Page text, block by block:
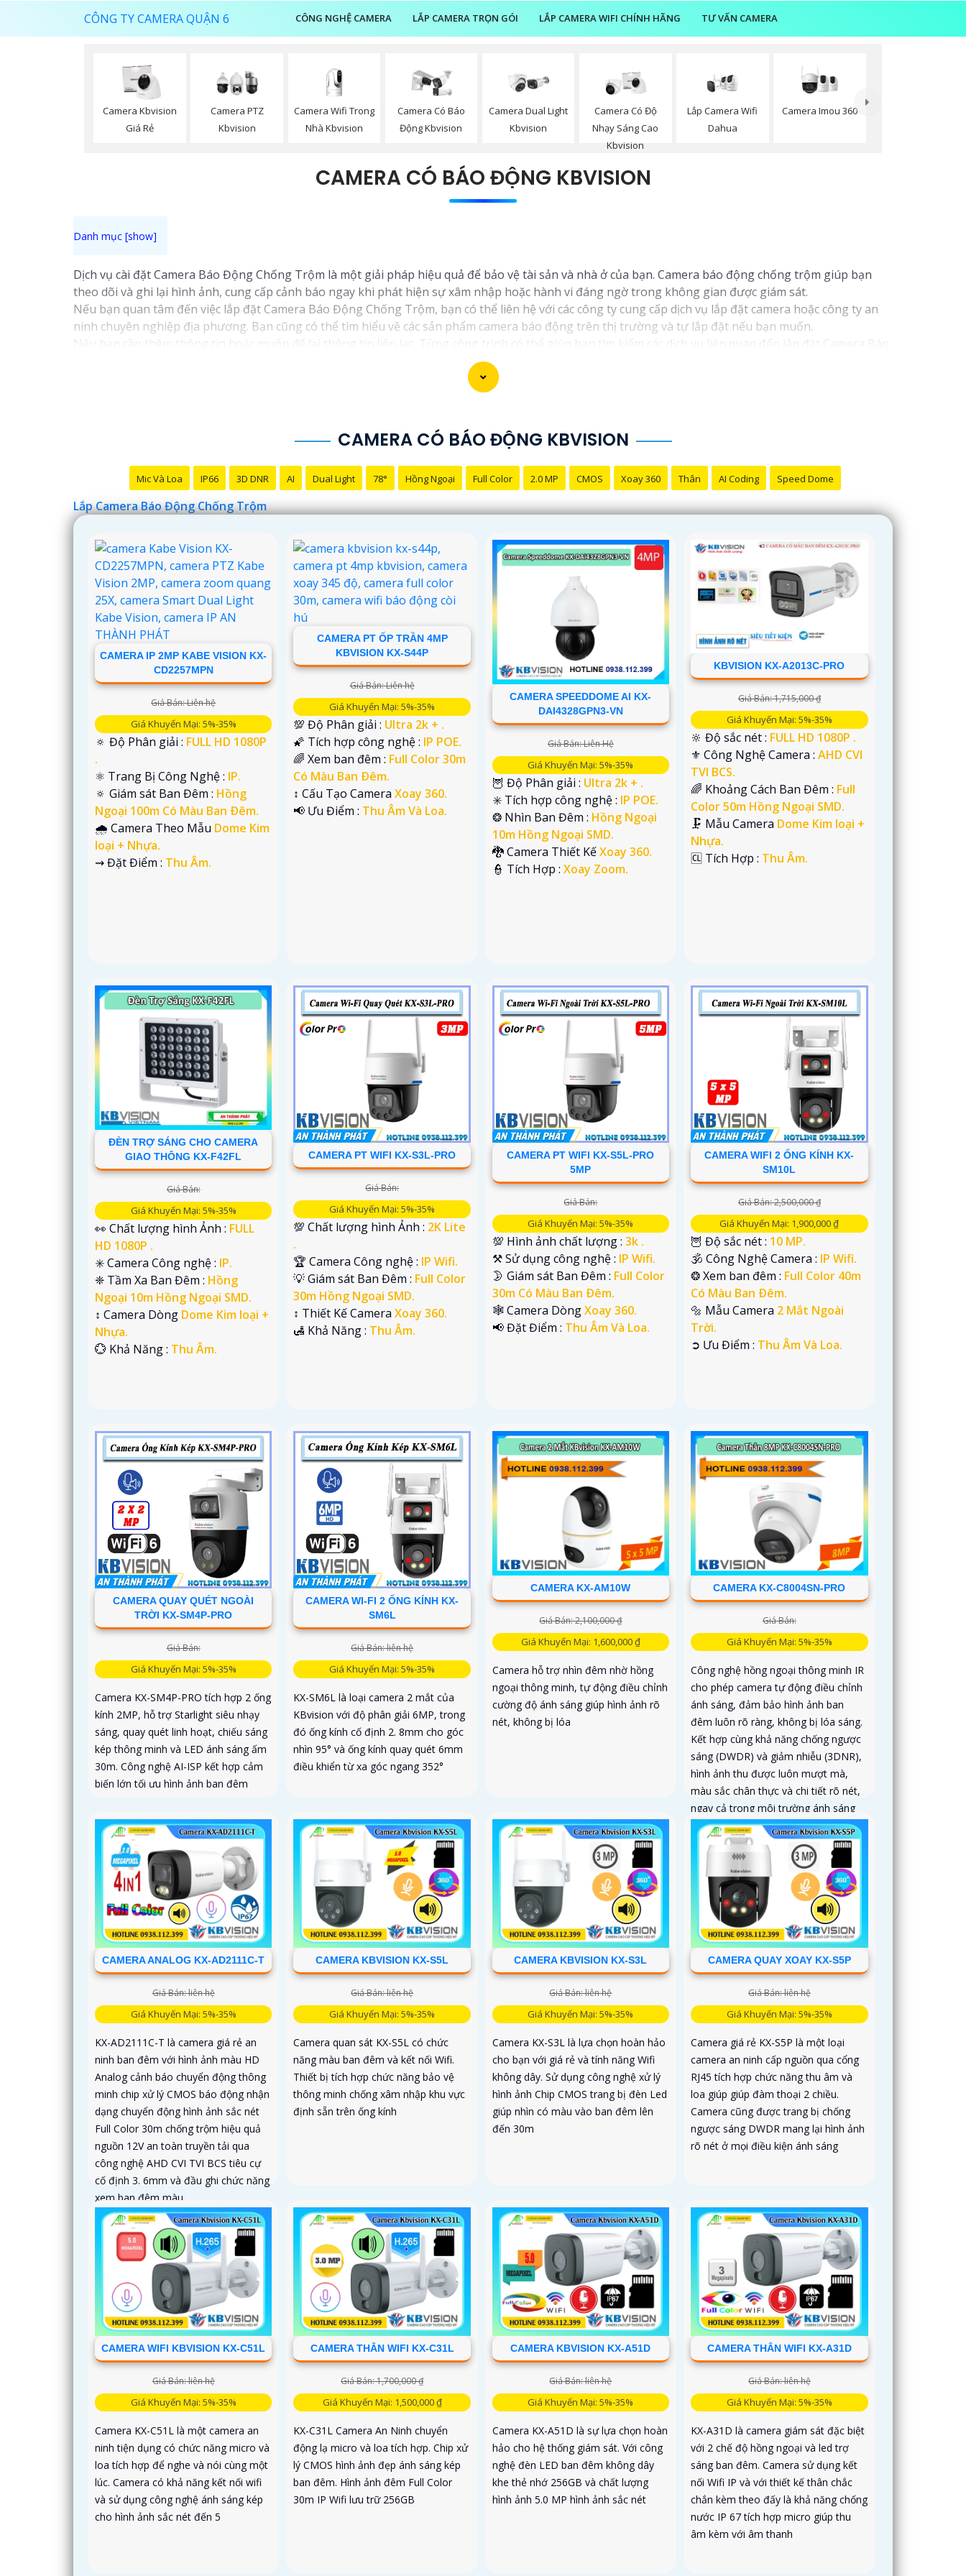
CÔNG TY CAMERA QUẬN 6 CÔNG NGHỆ CAMERA LẮP CAMERA TRỌN GÓI LẮP CAMERA WIFI CHÍNH HÃNG TƯ VẤN CAMERA
Camera Kbvision
Giá Rẻ
Camera PTZ
Kbvision
Camera Wifi Trong
Nhà Kbvision
Camera Có Báo
Động Kbvision
Camera Dual Light
Kbvision
Camera Có Độ
Nhạy Sáng Cao
Kbvision
Lắp Camera Wifi
Dahua
Camera Imou 360
CAMERA CÓ BÁO ĐỘNG KBVISION
Dịch vụ cài đặt Camera Báo Động Chống Trộm là một giải pháp hiệu quả để bảo vệ tài sản và nhà ở của bạn. Camera báo động chống trộm giúp bạn
theo dõi và ghi lại hình ảnh, cung cấp cảnh báo ngay khi phát hiện sự xâm nhập hoặc hành vi đáng ngờ trong không gian được giám sát.
Nếu bạn quan tâm đến việc lắp đặt Camera Báo Động Chống Trộm, bạn có thể liên hệ với các công ty cung cấp dịch vụ lắp đặt camera hoặc công ty an
ninh chuyên nghiệp địa phương. Bạn cũng có thể tìm hiểu về các sản phẩm camera báo động trên thị trường và tự lắp đặt nếu bạn muốn.
Nếu bạn cần thêm thông tin hoặc muốn để lại thông tin liên lạc, Từng công trình có thể giúp bạn tìm kiếm các dịch vụ liên quan đến lắp đặt Camera Báo
CAMERA CÓ BÁO ĐỘNG KBVISION
Mic Và Loa IP66 3D DNR AI Dual Light 78° Hồng Ngoại Full Color 2.0 MP CMOS Xoay 360 Thân AI Coding Speed Dome
Lắp Camera Báo Động Chống Trộm
CAMERA IP 2MP KABE VISION KX-
CD2257MPN
Giá Bán: Liên hệ
Giá Khuyến Mại: 5%-35%
🔅 Độ Phân giải : FULL HD 1080P
.
⚛️ Trang Bị Công Nghệ : IP.
🔅 Giám sát Ban Đêm : Hồng
Ngoại 100m Có Màu Ban Ðêm.
🌧️ Camera Theo Mẫu Dome Kim
loại + Nhựa.
️⇝ Đặt Điểm : Thu Âm.
CAMERA PT ỐP TRẦN 4MP
KBVISION KX-S44P
Giá Bán: Liên hệ
Giá Khuyến Mại: 5%-35%
💯 Độ Phân giải : Ultra 2k + .
🌠 Tích hợp công nghệ : IP POE.
🌈 Xem ban đêm : Full Color 30m
Có Màu Ban Ðêm.
↕️ Cấu Tạo CameraXoay 360.
️📢 Ưu Điểm : Thu Âm Và Loa.
CAMERA SPEEDDOME AI KX-
DAI4328GPN3-VN
Giá Bán: Liên Hệ
Giá Khuyến Mại: 5%-35%
🦉 Độ Phân giải : Ultra 2k + .
✳️ Tích hợp công nghệ : IP POE.
❂ Nhìn Ban Đêm : Hồng Ngoại
10m Hồng Ngoại SMD.
🐉️ Camera Thiết KếXoay 360.
️👮 Tích Hợp : Xoay Zoom.
KBVISION KX-A2013C-PRO
Giá Bán: 1,715,000 ₫
Giá Khuyến Mại: 5%-35%
🔆 Độ sắc nét : FULL HD 1080P .
⚜️ Công Nghệ Camera :AHD CVI
TVI BCS.
🌈 Khoảng Cách Ban Đêm : Full
Color 50m Hồng Ngoại SMD.
🗜️ Mẫu Camera Dome Kim loại +
Nhựa.
️🆑 Tích Hợp : Thu Âm.
ĐÈN TRỢ SÁNG CHO CAMERA
GIAO THÔNG KX-F42FL
Giá Bán:
Giá Khuyến Mại: 5%-35%
👀 Chất lượng hình Ảnh : FULL
HD 1080P .
✳️ Camera Công nghệ : IP.
❈ Tầm Xa Ban Đêm : Hồng
Ngoại 10m Hồng Ngoại SMD.
↕️ Camera Dòng Dome Kim loại +
Nhựa.
️💮 Khả Năng : Thu Âm.
CAMERA PT WIFI KX-S3L-PRO
Giá Bán:
Giá Khuyến Mại: 5%-35%
💯 Chất lượng hình Ảnh : 2K Lite
.
🏆 Camera Công nghệ : IP Wifi.
💡 Giám sát Ban Đêm : Full Color
30m Hồng Ngoại SMD.
↕️ Thiết Kế CameraXoay 360.
️🛃 Khả Năng : Thu Âm.
CAMERA PT WIFI KX-S5L-PRO
5MP
Giá Bán:
Giá Khuyến Mại: 5%-35%
💯 Hình ảnh chất lượng : 3k .
⚒ Sử dụng công nghệ : IP Wifi.
🌛 Giám sát Ban Đêm : Full Color
30m Có Màu Ban Ðêm.
🕸️ Camera DòngXoay 360.
️📢 Đặt Điểm : Thu Âm Và Loa.
CAMERA WIFI 2 ỐNG KÍNH KX-
SM10L
Giá Bán: 2,500,000 ₫
Giá Khuyến Mại: 1,900,000 ₫
🦉 Độ sắc nét : 10 MP.
🕉️ Công Nghệ Camera : IP Wifi.
❂ Xem ban đêm : Full Color 40m
Có Màu Ban Ðêm.
🔩 Mẫu Camera 2 Mắt Ngoài
Trời.
️➲ Ưu Điểm : Thu Âm Và Loa.
CAMERA QUAY QUÉT NGOÀI
TRỜI KX-SM4P-PRO
Giá Bán:
Giá Khuyến Mại: 5%-35%
Camera KX-SM4P-PRO tích hợp 2 ống
kính 2MP, hỗ trợ Starlight siêu nhạy
sáng, quay quét linh hoạt, chiếu sáng
kép thông minh và LED ánh sáng ấm
30m. Công nghệ AI-ISP kết hợp cảm
biến lớn tối ưu hình ảnh ban đêm
CAMERA WI-FI 2 ỐNG KÍNH KX-
SM6L
Giá Bán: liên hệ
Giá Khuyến Mại: 5%-35%
KX-SM6L là loại camera 2 mắt của
KBvision với độ phân giải 6MP, trong
đó ống kính cố định 2. 8mm cho góc
nhìn 95° và ống kính quay quét 6mm
điều khiển từ xa góc ngang 352°
CAMERA KX-AM10W
Giá Bán: 2,100,000 ₫
Giá Khuyến Mại: 1,600,000 ₫
Camera hỗ trợ nhìn đêm nhờ hồng
ngoại thông minh, tự động điều chỉnh
cường độ ánh sáng giúp hình ảnh rõ
nét, không bị lóa
CAMERA KX-C8004SN-PRO
Giá Bán:
Giá Khuyến Mại: 5%-35%
Công nghệ hồng ngoại thông minh IR
cho phép camera tự động điều chỉnh
ánh sáng, đảm bảo hình ảnh ban
đêm luôn rõ ràng, không bị lóa sáng.
Kết hợp cùng khả năng chống ngược
sáng (DWDR) và giảm nhiễu (3DNR),
hình ảnh thu được luôn mượt mà,
màu sắc chân thực và chi tiết rõ nét,
ngay cả trong môi trường ánh sáng
yếu hoặc ánh sáng phức tạp như
ngược sáng hoặc chói nắng
CAMERA ANALOG KX-AD2111C-T
Giá Bán: liên hệ
Giá Khuyến Mại: 5%-35%
KX-AD2111C-T là camera giá rẻ an
ninh ban đêm với hình ảnh màu HD
Analog cảnh báo chuyển động thông
minh chip xử lý CMOS báo động nhận
dạng chuyển động hình ảnh sắc nét
Full Color 30m chống trộm hiệu quả
nguồn 12V an toàn truyền tải qua
công nghệ AHD CVI TVI BCS tiêu cự
cố định 3. 6mm và đầu ghi chức năng
xem ban đêm màu
CAMERA KBVISION KX-S5L
Giá Bán: liên hệ
Giá Khuyến Mại: 5%-35%
Camera quan sát KX-S5L có chức
năng màu ban đêm và kết nối Wifi.
Thiết bị tích hợp chức năng bảo vệ
thông minh chống xâm nhập khu vực
định sẵn trên ống kính
CAMERA KBVISION KX-S3L
Giá Bán: liên hệ
Giá Khuyến Mại: 5%-35%
Camera KX-S3L là lựa chọn hoàn hảo
cho bạn với giá rẻ và tính năng Wifi
không dây. Sử dụng công nghệ xử lý
hình ảnh Chip CMOS trang bị đèn Led
giúp nhìn có màu vào ban đêm lên
đến 30m
CAMERA QUAY XOAY KX-S5P
Giá Bán: liên hệ
Giá Khuyến Mại: 5%-35%
Camera giá rẻ KX-S5P là một loại
camera an ninh cấp nguồn qua cổng
RJ45 tích hợp chức năng thu âm và
loa giúp giúp đàm thoại 2 chiều.
Camera cũng được trang bị chống
ngược sáng DWDR mang lại hình ảnh
rõ nét ở mọi điều kiện ánh sáng
CAMERA WIFI KBVISION KX-C51L
Giá Bán: liên hệ
Giá Khuyến Mại: 5%-35%
Camera KX-C51L là một camera an
ninh tiện dụng có chức năng micro và
loa tích hợp để nghe và nói cùng một
lúc. Camera có khả năng kết nối wifi
và sử dụng công nghệ ánh sáng kép
cho hình ảnh sắc nét đến 5
CAMERA THÂN WIFI KX-C31L
Giá Bán: 1,700,000 ₫
Giá Khuyến Mại: 1,500,000 ₫
KX-C31L Camera An Ninh chuyển
động lạ micro và loa tích hợp. Chip xử
lý CMOS hình ảnh đẹp ánh sáng kép
ban đêm. Hình ảnh đêm Full Color
30m IP Wifi lưu trữ 256GB
CAMERA KBVISION KX-A51D
Giá Bán: liên hệ
Giá Khuyến Mại: 5%-35%
Camera KX-A51D là sự lựa chọn hoàn
hảo cho hệ thống giám sát. Với công
nghệ đèn LED ban đêm không dây
khe thẻ nhớ 256GB và chất lượng
hình ảnh 5.0 MP hình ảnh sắc nét
CAMERA THÂN WIFI KX-A31D
Giá Bán: liên hệ
Giá Khuyến Mại: 5%-35%
KX-A31D là camera giám sát đặc biệt
với 2 chế độ hồng ngoại và led trợ
sáng ban đêm. Camera sử dụng kết
nối Wifi IP và với thiết kế thân chắc
chắn kèm theo đấy là khả năng chống
nước IP 67 tích hợp micro giúp thu
âm kèm với âm thanh